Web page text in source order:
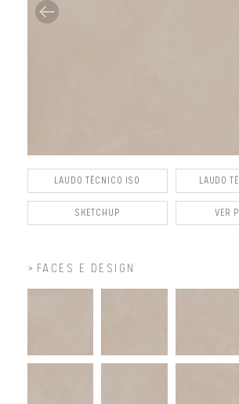
LAUDO TÉCNICO ISO LAUDO
SKETCHUP VER
FACES E DESIGN